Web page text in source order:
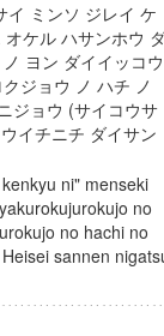
イ ミンソ ジレイ ケ
ケル ハサンホウ
ヨン ダイイッコウ
ジョウ ノ ハチ ノ
ジョウ (サイコウサ
イチニチ ダイサン
ni" menseki
no
no hachi no
sannen